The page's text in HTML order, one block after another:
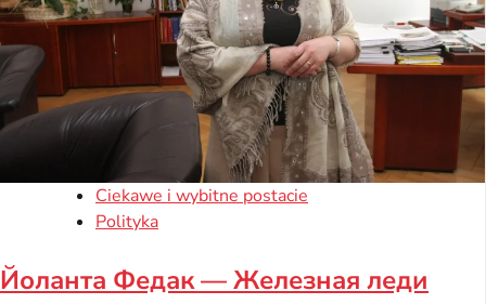
Ciekawe i wybitne postacie
Polityka
Йоланта Федак — Железная леди